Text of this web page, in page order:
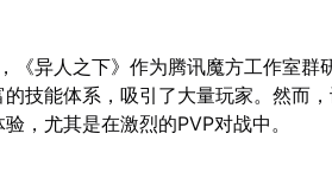
《异人之下》作为腾讯魔方工作室群
技能体系，吸引了大量玩家。然而
，尤其是在激烈的PVP对战中。